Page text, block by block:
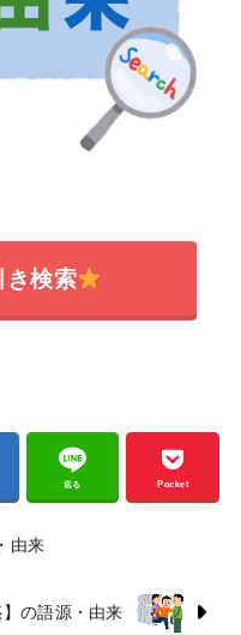
き検索
送る Pocket
由来
の語源・由来